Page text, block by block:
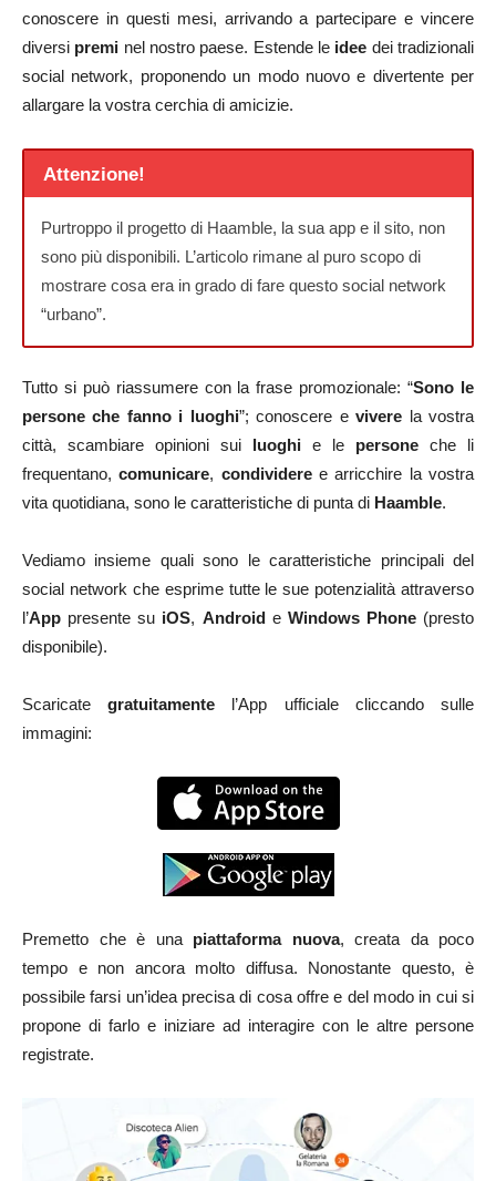
conoscere in questi mesi, arrivando a partecipare e vincere
diversi premi nel nostro paese. Estende le idee dei tradizionali
social network, proponendo un modo nuovo e divertente per
allargare la vostra cerchia di amicizie.
Attenzione!
Purtroppo il progetto di Haamble, la sua app e il sito, non
sono più disponibili. L’articolo rimane al puro scopo di
mostrare cosa era in grado di fare questo social network
“urbano”.
Tutto si può riassumere con la frase promozionale: “Sono le
persone che fanno i luoghi”; conoscere evivere la vostra
città, scambiare opinioni sui luoghi e le persone che li
frequentano,comunicare, condivideree arricchire la vostra
vita quotidiana, sono le caratteristiche di punta di Haamble.
Vediamo insieme quali sono le caratteristiche principali del
social network che esprime tutte le sue potenzialità attraverso
l’App presente su iOS, Androide Windows Phone (presto
disponibile).
Scaricategratuitamente l’App ufficiale cliccando sulle
immagini:
Premetto che è una piattaforma nuova, creata da poco
tempo e non ancora molto diffusa. Nonostante questo, è
possibile farsi un’idea precisa di cosa offre e del modo in cui si
propone di farlo e iniziare ad interagire con le altre persone
registrate.